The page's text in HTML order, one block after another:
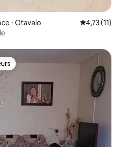
⋅ Otavalo Évaluation
4,73 (11)
les plus appréciés